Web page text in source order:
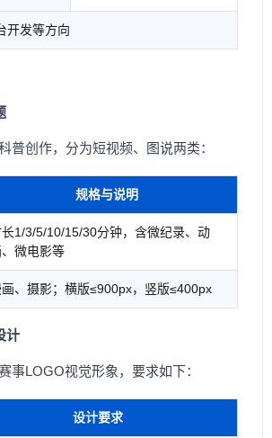
开发等方向
普创作，分为短视频、图说两类：
规格与说明
长1/3/5/10/15/30分钟，含微纪录、动
、微电影等
、摄影；横版≤900px，竖版≤400px
计
事LOGO视觉形象，要求如下：
设计要求